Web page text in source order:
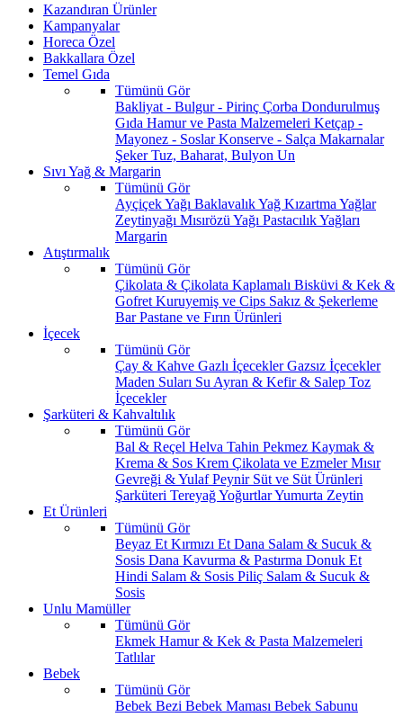
Kazandıran Ürünler
Kampanyalar
Horeca Özel
Bakkallara Özel
Temel Gıda
Tümünü Gör
Bakliyat - Bulgur - Pirinç Çorba Dondurulmuş
Gıda Hamur ve Pasta Malzemeleri Ketçap -
Mayonez - SoslarKonserve - Salça Makarnalar
ŞekerTuz, Baharat, Bulyon Un
Sıvı Yağ & Margarin
Tümünü Gör
Ayçiçek Yağı Baklavalık Yağ Kızartma Yağlar
Zeytinyağı Mısırözü Yağı Pastacılık Yağları
Margarin
Atıştırmalık
Tümünü Gör
Çikolata & Çikolata Kaplamalı Bisküvi & Kek &
Gofret Kuruyemiş ve Cips Sakız & Şekerleme
BarPastane ve Fırın Ürünleri
İçecek
Tümünü Gör
Çay & Kahve Gazlı İçeceklerGazsız İçecekler
Maden Suları Su Ayran & Kefir & Salep Toz
İçecekler
Şarküteri & Kahvaltılık
Tümünü Gör
Bal & Reçel Helva Tahin Pekmez Kaymak &
Krema & Sos Krem Çikolata ve EzmelerMısır
Gevreği & YulafPeynir Süt ve Süt Ürünleri
Şarküteri TereyağYoğurtlarYumurta Zeytin
Et Ürünleri
Tümünü Gör
Beyaz Et Kırmızı Et Dana Salam & Sucuk &
Sosis Dana Kavurma & Pastırma Donuk Et
Hindi Salam & Sosis Piliç Salam & Sucuk &
Sosis
Unlu Mamüller
Tümünü Gör
Ekmek Hamur & Kek & Pasta Malzemeleri
Tatlılar
Bebek
Tümünü Gör
Bebek Bezi Bebek Maması Bebek Sabunu